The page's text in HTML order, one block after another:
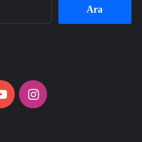
YouTubeInstagram